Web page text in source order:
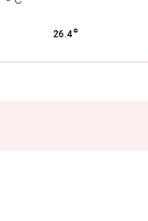
26.4°